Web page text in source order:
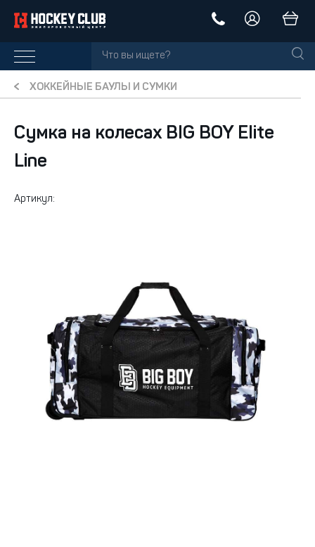
ХОККЕЙНЫЕ БАУЛЫ И СУМКИ
Сумка на колесах BIG BOY Elite
Line
Артикул: